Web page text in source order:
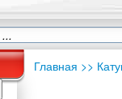
Главная >>